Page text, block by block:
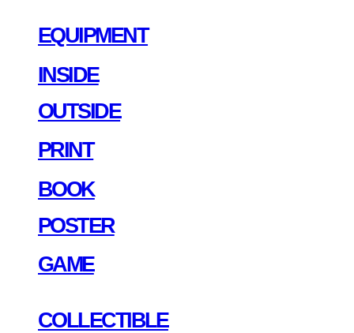
EQUIPMENT
INSIDE
OUTSIDE
PRINT
BOOK
POSTER
GAME
COLLECTIBLE